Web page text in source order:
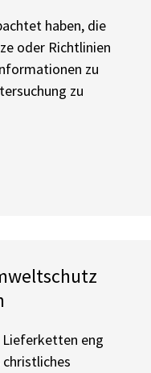
haben, die
oder Richtlinien
zu
zu
Lieferketten eng